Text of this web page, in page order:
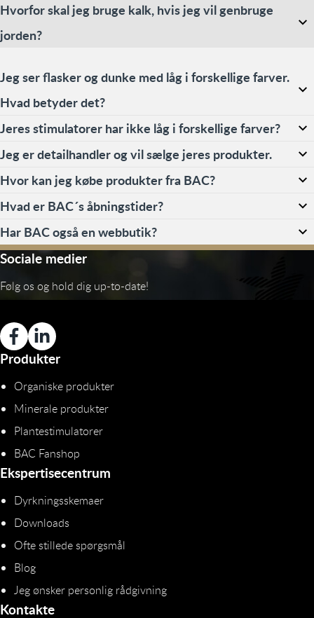
Hvorfor skal jeg bruge kalk, hvis jeg vil genbruge
jorden?
Jeg ser flasker og dunke med låg i forskellige farver.
Hvad betyder det?
Jeres stimulatorer har ikke låg i forskellige farver?
Jeg er detailhandler og vil sælge jeres produkter.
Hvor kan jeg købe produkter fra BAC?
Hvad er BAC´s åbningstider?
Har BAC også en webbutik?
Sociale medier
Følg os og hold dig up-to-date!
Produkter
Organiske produkter
Minerale produkter
Plantestimulatorer
BAC Fanshop
Ekspertisecentrum
Dyrkningsskemaer
Downloads
Ofte stillede spørgsmål
Blog
Jeg ønsker personlig rådgivning
Kontakte